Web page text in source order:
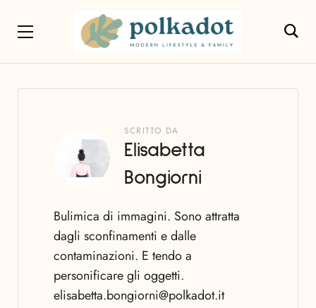
SCRITTO DA
Elisabetta
Bongiorni
Bulimica di immagini. Sono attratta
dagli sconfinamenti e dalle
contaminazioni. E tendo a
personificare gli oggetti.
elisabetta.bongiorni@polkadot.it